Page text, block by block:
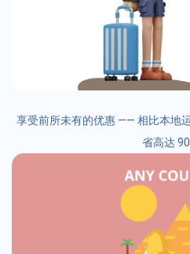
享受前所未有的优惠 —— 相比本地
省高达